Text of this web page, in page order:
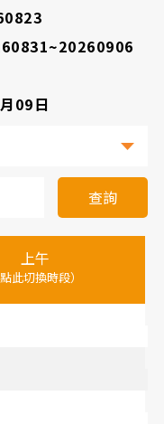
09日
查詢
上午
點此切換時段）